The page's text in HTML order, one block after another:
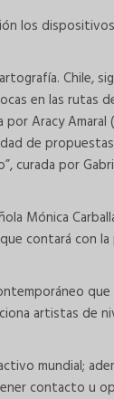
los
Chile,
en las rutas
Aracy Amaral
de
curada por
Mónica
contará con
artistas de
mundial;
contacto u